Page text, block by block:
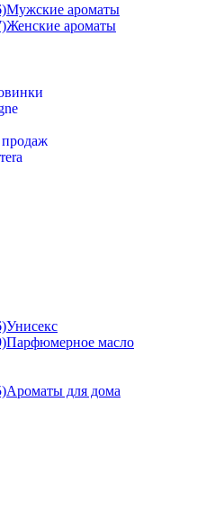
Мужские ароматы
Женские ароматы
Унисекс
Парфюмерное масло
Ароматы для дома